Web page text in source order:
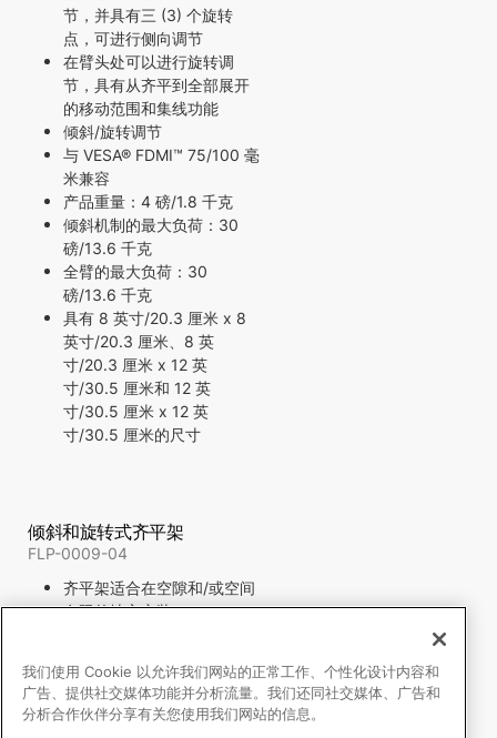
节，并具有三 (3) 个旋转
点，可进行侧向调节
在臂头处可以进行旋转调
节，具有从齐平到全部展开
的移动范围和集线功能
倾斜/旋转调节
与 VESA® FDMI™ 75/100 毫
米兼容
产品重量：4 磅/1.8 千克
倾斜机制的最大负荷：30
磅/13.6 千克
全臂的最大负荷：30
磅/13.6 千克
具有 8 英寸/20.3 厘米 x 8
英寸/20.3 厘米、8 英
寸/20.3 厘米 x 12 英
寸/30.5 厘米和 12 英
寸/30.5 厘米 x 12 英
寸/30.5 厘米的尺寸
倾斜和旋转式齐平架
FLP-0009-04
齐平架适合在空隙和/或空间
有限的地方安装
倾斜和旋转调节
与 VESA® FDMI™ 75/100 毫
米兼容
我们使用 Cookie 以允许我们网站的正常工作、个性化设计内容和
广告、提供社交媒体功能并分析流量。我们还同社交媒体、广告和
分析合作伙伴分享有关您使用我们网站的信息。